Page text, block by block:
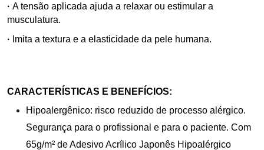
· A tensão aplicada ajuda a relaxar ou estimular a
musculatura.
· Imita a textura e a elasticidade da pele humana.
CARACTERÍSTICAS E BENEFÍCIOS:
Hipoalergênico: risco reduzido de processo alérgico.
Segurança para o profissional e para o paciente. Com
65g/m² de Adesivo Acrílico Japonês Hipoalérgico